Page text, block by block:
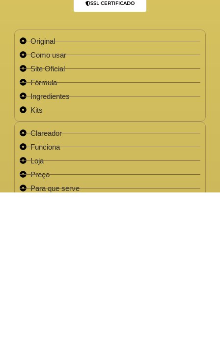
SSL CERTIFICADO
Original
Como usar
Site Oficial
Fórmula
Ingredientes
Kits
Clareador
Funciona
Loja
Preço
Para que serve